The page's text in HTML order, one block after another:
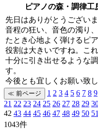
ピアノの森・調律工
先日はありがとうございま
音程の狂い、音色の濁り
たとき心地よく弾けるピ
役割は大きいですね。こ
十分に引き出せるような
す。
今後とも宜しくお願い致し
1 2 3 4 5 6 7 8 9
21 22 23 24 25 26 27 28 29
42 43 44 45 46 47 48 49 50 51
1043件